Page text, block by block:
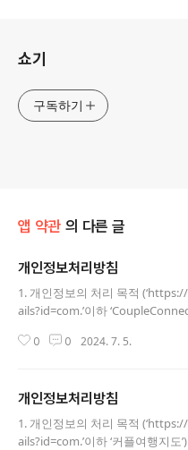
쇼기
구독하기
앱 약관 의 다른 글
개인정보처리방침
1. 개인정보의 처리 목적
ails?id=com.’이하
않습니다.- 고객 가입의사 확인,
기간① (CoupleConnect) 은(는) 정보주체로부터 개인정보를 수집할
때 동의 받은 개인정보 보유․이
보유․이용기간 내에서 개인정보
0 0 2024. 7. 5.
개인정보처리방침
1. 개인정보의 처리 목적
ails?id=com.’이하 ‘커플여행지